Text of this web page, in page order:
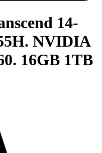
14-
NVIDIA
16GB 1TB